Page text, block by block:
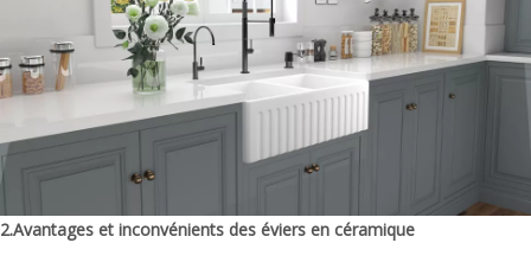
2.Avantages et inconvénients des éviers en céramique